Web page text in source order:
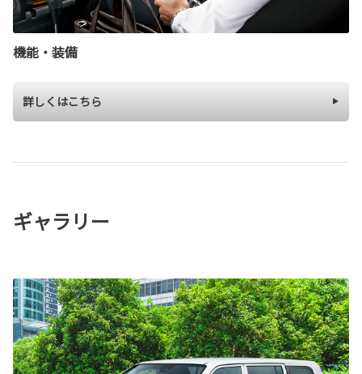
機能・装備
詳しくはこちら
ギャラリー